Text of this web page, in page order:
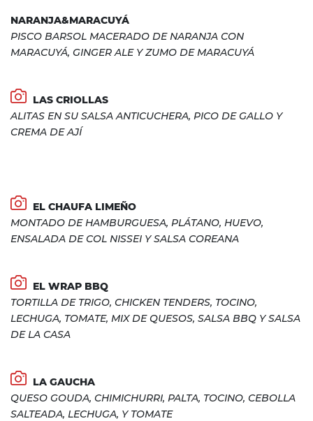
NARANJA&MARACUYÁ
PISCO BARSOL MACERADO DE NARANJA CON
MARACUYÁ, GINGER ALE Y ZUMO DE MARACUYÁ
LAS CRIOLLAS
ALITAS EN SU SALSA ANTICUCHERA, PICO DE GALLO Y
CREMA DE AJÍ
EL CHAUFA LIMEÑO
MONTADO DE HAMBURGUESA, PLÁTANO, HUEVO,
ENSALADA DE COL NISSEI Y SALSA COREANA
EL WRAP BBQ
TORTILLA DE TRIGO, CHICKEN TENDERS, TOCINO,
LECHUGA, TOMATE, MIX DE QUESOS, SALSA BBQ Y SALSA
DE LA CASA
LA GAUCHA
QUESO GOUDA, CHIMICHURRI, PALTA, TOCINO, CEBOLLA
SALTEADA, LECHUGA, Y TOMATE